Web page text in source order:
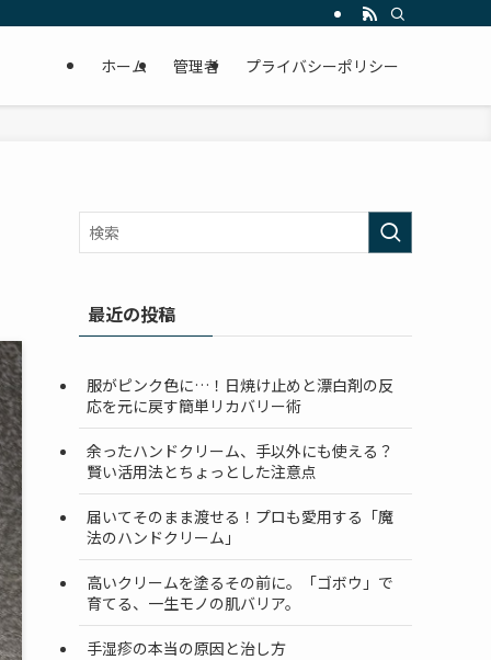
ホーム 管理者 プライバシーポリシー
最近の投稿
服がピンク色に…！日焼け止めと漂白剤の反
応を元に戻す簡単リカバリー術
余ったハンドクリーム、手以外にも使える？
賢い活用法とちょっとした注意点
届いてそのまま渡せる！プロも愛用する「魔
法のハンドクリーム」
高いクリームを塗るその前に。「ゴボウ」で
育てる、一生モノの肌バリア。
手湿疹の本当の原因と治し方